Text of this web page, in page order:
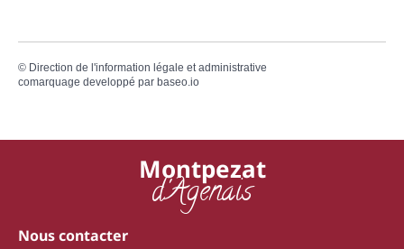
© Direction de l'information légale et administrative
comarquage developpé par baseo.io
Montpezat
d'Agenais
Nous contacter